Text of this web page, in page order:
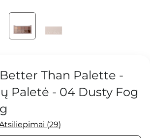
Than Palette -
Paletė - 04 Dusty Fog
29